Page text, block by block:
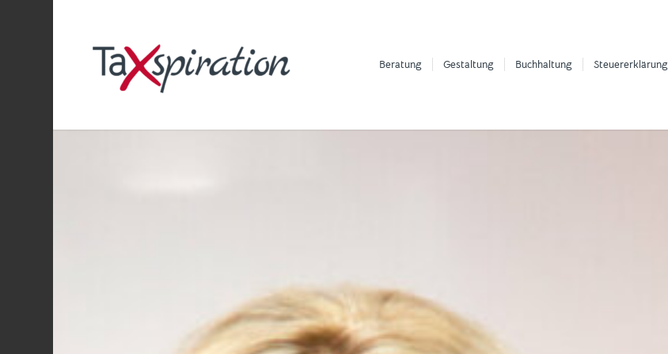
Beratung Gestaltung Buchhaltung Steuererklärung